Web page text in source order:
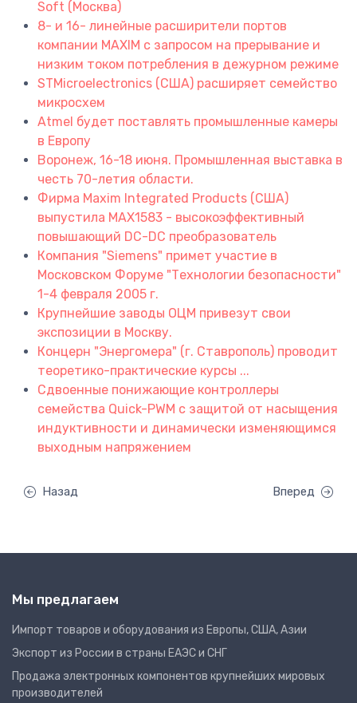
Soft (Москва)
8- и 16- линейные расширители портов
компании MAXIM с запросом на прерывание и
низким током потребления в дежурном режиме
STMicroelectronics (США) расширяет семейство
микросхем
Atmel будет поставлять промышленные камеры
в Европу
Воронеж, 16-18 июня. Промышленная выставка в
честь 70-летия области.
Фирма Maxim Integrated Products (США)
выпустила MAX1583 - высокоэффективный
повышающий DC-DC преобразователь
Компания "Siemens" примет участие в
Московском Форуме "Технологии безопасности"
1-4 февраля 2005 г.
Крупнейшие заводы ОЦМ привезут свои
экспозиции в Москву.
Концерн "Энергомера" (г. Ставрополь) проводит
теоретико-практические курсы ...
Сдвоенные понижающие контроллеры
семейства Quick-PWM с защитой от насыщения
индуктивности и динамически изменяющимся
выходным напряжением
Назад Вперед
Мы предлагаем
Импорт товаров и оборудования из Европы, США, Азии
Экспорт из России в страны ЕАЭС и СНГ
Продажа электронных компонентов крупнейших мировых
производителей